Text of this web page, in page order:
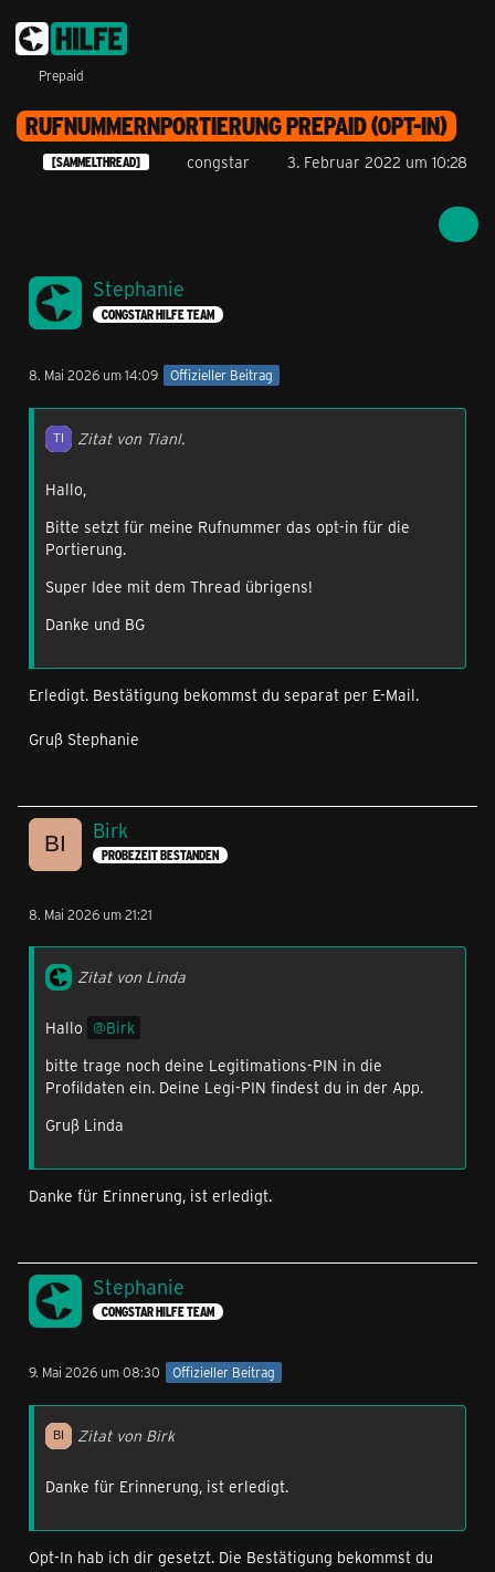
Prepaid
RUFNUMMERNPORTIERUNG PREPAID (OPT-IN)
[SAMMELTHREAD] congstar 3. Februar 2022 um 10:28
Stephanie
CONGSTAR HILFE TEAM
8. Mai 2026 um 14:09 Offizieller Beitrag
Zitat von Tianl.
Hallo,
Bitte setzt für meine Rufnummer das opt-in für die
Portierung.
Super Idee mit dem Thread übrigens!
Danke und BG
Erledigt. Bestätigung bekommst du separat per E-Mail.
Gruß Stephanie
Birk
PROBEZEIT BESTANDEN
8. Mai 2026 um 21:21
Zitat von Linda
Hallo
Birk
bitte trage noch deine Legitimations-PIN in die
Profildaten ein. Deine Legi-PIN findest du in der App.
Gruß Linda
Danke für Erinnerung, ist erledigt.
Stephanie
CONGSTAR HILFE TEAM
9. Mai 2026 um 08:30 Offizieller Beitrag
Zitat von Birk
Danke für Erinnerung, ist erledigt.
Opt-In hab ich dir gesetzt. Die Bestätigung bekommst du